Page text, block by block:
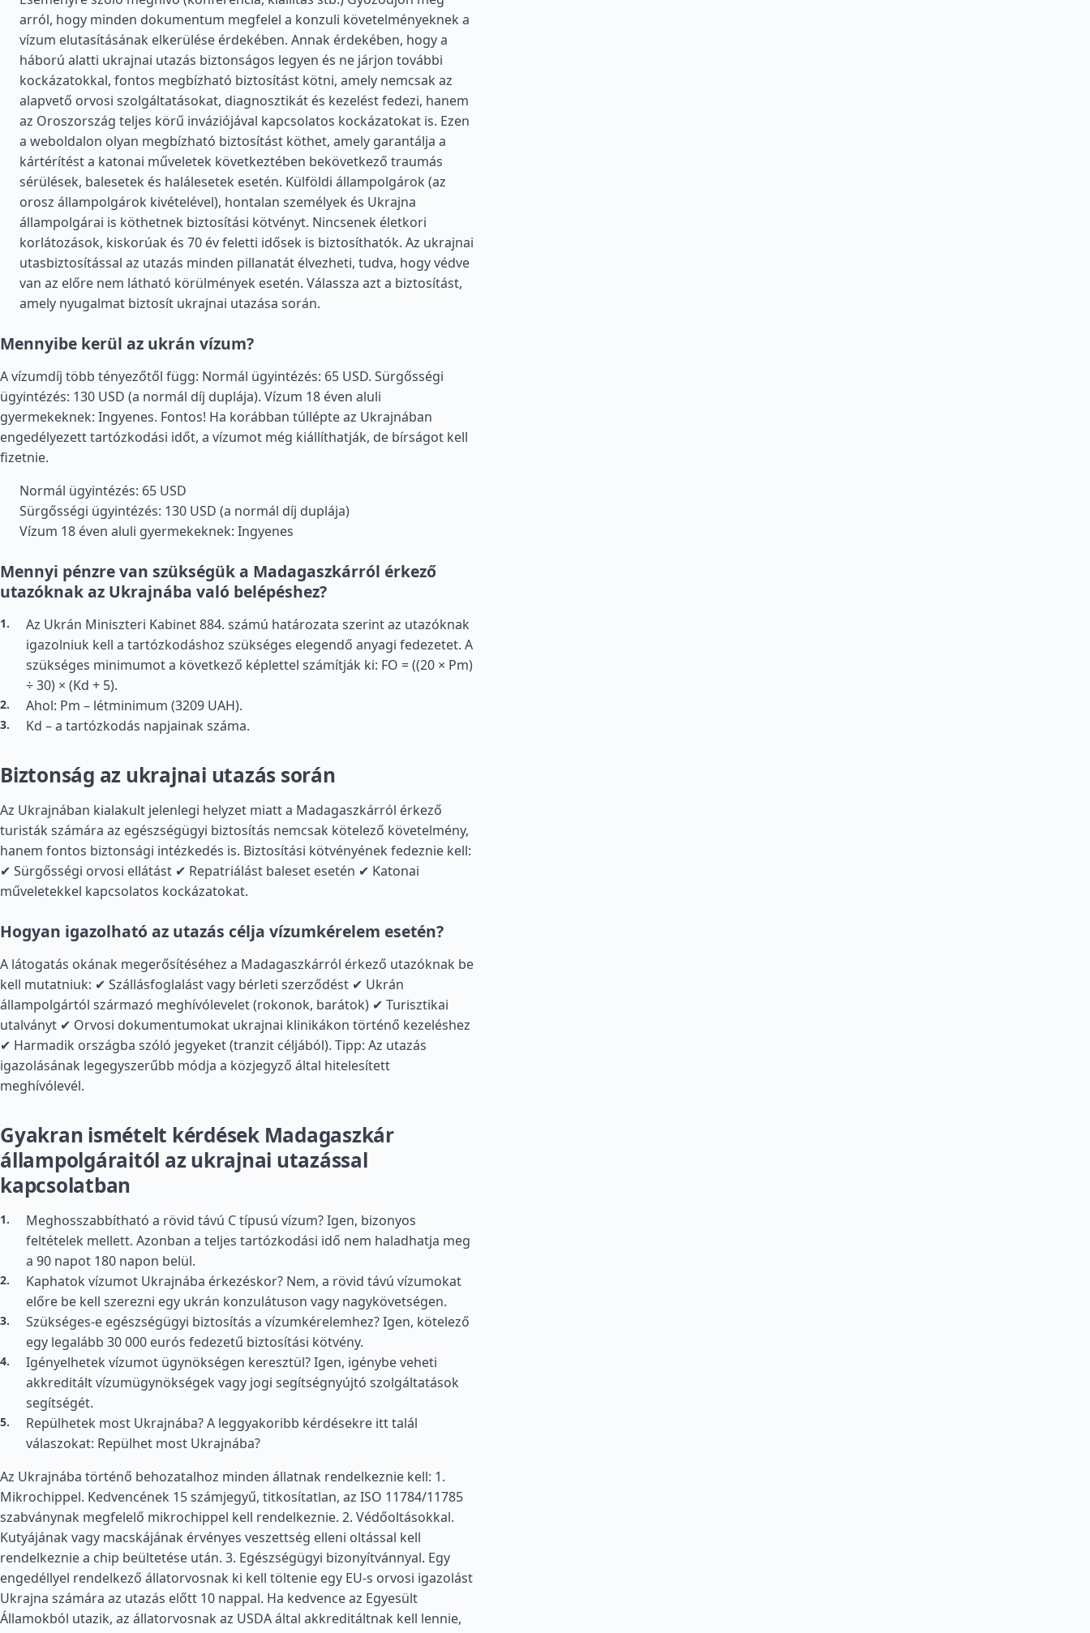
arról, hogy minden dokumentum megfelel a konzuli követelményeknek a
vízum elutasításának elkerülése érdekében. Annak érdekében, hogy a
háború alatti ukrajnai utazás biztonságos legyen és ne járjon további
kockázatokkal, fontos megbízható biztosítást kötni, amely nemcsak az
alapvető orvosi szolgáltatásokat, diagnosztikát és kezelést fedezi, hanem
az Oroszország teljes körű inváziójával kapcsolatos kockázatokat is. Ezen
a weboldalon olyan megbízható biztosítást köthet, amely garantálja a
kártérítést a katonai műveletek következtében bekövetkező traumás
sérülések, balesetek és halálesetek esetén. Külföldi állampolgárok (az
orosz állampolgárok kivételével), hontalan személyek és Ukrajna
állampolgárai is köthetnek biztosítási kötvényt. Nincsenek életkori
korlátozások, kiskorúak és 70 év feletti idősek is biztosíthatók. Az ukrajnai
utasbiztosítással az utazás minden pillanatát élvezheti, tudva, hogy védve
van az előre nem látható körülmények esetén. Válassza azt a biztosítást,
amely nyugalmat biztosít ukrajnai utazása során.
Mennyibe kerül az ukrán vízum?
A vízumdíj több tényezőtől függ: Normál ügyintézés: 65 USD. Sürgősségi
ügyintézés: 130 USD (a normál díj duplája). Vízum 18 éven aluli
gyermekeknek: Ingyenes. Fontos! Ha korábban túllépte az Ukrajnában
engedélyezett tartózkodási időt, a vízumot még kiállíthatják, de bírságot kell
fizetnie.
Normál ügyintézés: 65 USD
Sürgősségi ügyintézés: 130 USD (a normál díj duplája)
Vízum 18 éven aluli gyermekeknek: Ingyenes
Mennyi pénzre van szükségük a Madagaszkárról érkező
utazóknak az Ukrajnába való belépéshez?
Az Ukrán Miniszteri Kabinet 884. számú határozata szerint az utazóknak
igazolniuk kell a tartózkodáshoz szükséges elegendő anyagi fedezetet. A
szükséges minimumot a következő képlettel számítják ki: FO = ((20 × Pm)
÷ 30) × (Kd + 5).
Ahol: Pm – létminimum (3209 UAH).
Kd – a tartózkodás napjainak száma.
Biztonság az ukrajnai utazás során
Az Ukrajnában kialakult jelenlegi helyzet miatt a Madagaszkárról érkező
turisták számára az egészségügyi biztosítás nemcsak kötelező követelmény,
hanem fontos biztonsági intézkedés is. Biztosítási kötvényének fedeznie kell:
✔ Sürgősségi orvosi ellátást ✔ Repatriálást baleset esetén ✔ Katonai
műveletekkel kapcsolatos kockázatokat.
Hogyan igazolható az utazás célja vízumkérelem esetén?
A látogatás okának megerősítéséhez a Madagaszkárról érkező utazóknak be
kell mutatniuk: ✔ Szállásfoglalást vagy bérleti szerződést ✔ Ukrán
állampolgártól származó meghívólevelet (rokonok, barátok) ✔ Turisztikai
utalványt ✔ Orvosi dokumentumokat ukrajnai klinikákon történő kezeléshez
✔ Harmadik országba szóló jegyeket (tranzit céljából). Tipp: Az utazás
igazolásának legegyszerűbb módja a közjegyző által hitelesített
meghívólevél.
Gyakran ismételt kérdések Madagaszkár
állampolgáraitól az ukrajnai utazással
kapcsolatban
Meghosszabbítható a rövid távú C típusú vízum? Igen, bizonyos
feltételek mellett. Azonban a teljes tartózkodási idő nem haladhatja meg
a 90 napot 180 napon belül.
Kaphatok vízumot Ukrajnába érkezéskor? Nem, a rövid távú vízumokat
előre be kell szerezni egy ukrán konzulátuson vagy nagykövetségen.
Szükséges-e egészségügyi biztosítás a vízumkérelemhez? Igen, kötelező
egy legalább 30 000 eurós fedezetű biztosítási kötvény.
Igényelhetek vízumot ügynökségen keresztül? Igen, igénybe veheti
akkreditált vízumügynökségek vagy jogi segítségnyújtó szolgáltatások
segítségét.
Repülhetek most Ukrajnába? A leggyakoribb kérdésekre itt talál
válaszokat: Repülhet most Ukrajnába?
Az Ukrajnába történő behozatalhoz minden állatnak rendelkeznie kell: 1.
Mikrochippel. Kedvencének 15 számjegyű, titkosítatlan, az ISO 11784/11785
szabványnak megfelelő mikrochippel kell rendelkeznie. 2. Védőoltásokkal.
Kutyájának vagy macskájának érvényes veszettség elleni oltással kell
rendelkeznie a chip beültetése után. 3. Egészségügyi bizonyítvánnyal. Egy
engedéllyel rendelkező állatorvosnak ki kell töltenie egy EU-s orvosi igazolást
Ukrajna számára az utazás előtt 10 nappal. Ha kedvence az Egyesült
Államokból utazik, az állatorvosnak az USDA által akkreditáltnak kell lennie,